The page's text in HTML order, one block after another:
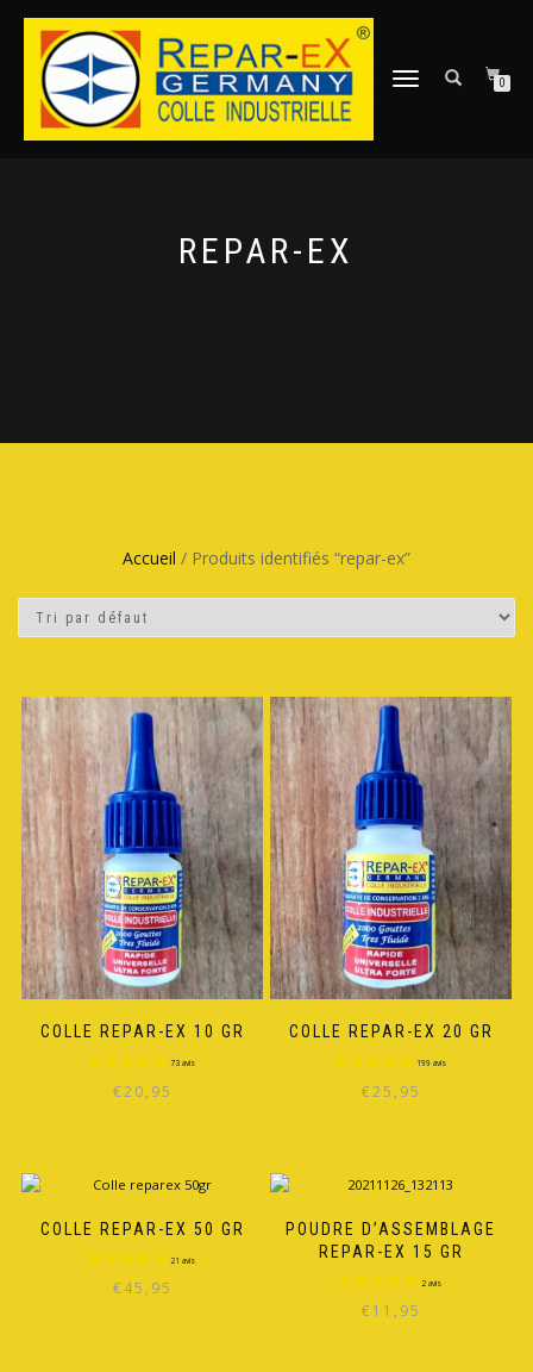
DÉPLIER
0
REPAR-EX
Accueil / Produits identifiés “repar-ex”
COLLE REPAR-EX 10 GR
€20,95
COLLE REPAR-EX 20 GR
€25,95
COLLE REPAR-EX 50 GR
€45,95
POUDRE D’ASSEMBLAGE
REPAR-EX 15 GR
€11,95